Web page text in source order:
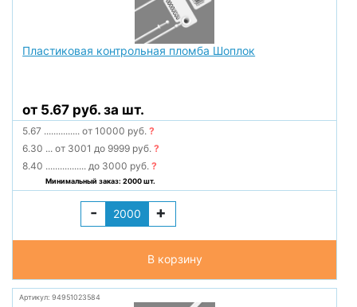
Пластиковая контрольная пломба Шоплок
от 5.67 руб. за шт.
5.67 ............... от 10000 руб.?
6.30 ... от 3001 до 9999 руб.?
8.40 ................. до 3000 руб.?
Минимальный заказ: 2000 шт.
- +
В корзину
Артикул: 94951023584